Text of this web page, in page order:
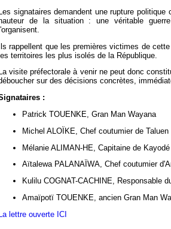
Les signataires demandent une rupture
hauteur de la situation : une véritable
l'organisent.
rappellent que les premières victimes de
territoires les plus isolés de la République.
La visite préfectorale à venir ne peut donc
sur des décisions concrètes,
:
Patrick TOUENKE, Gran Man Wayana
Michel ALOÏKE, Chef coutumier de Taluen
Mélanie ALIMAN-HE, Capitaine de Kayodé
Aïtalewa PALANAÏWA, Chef coutumier
Kulilu COGNAT-CACHINE, Responsable
Amaïpotï TOUENKE, ancien Gran Man
La lettre ouverte ICI